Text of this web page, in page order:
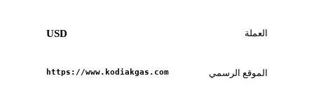
العملة USD
الموقع الرسمي https://www.kodiakgas.com